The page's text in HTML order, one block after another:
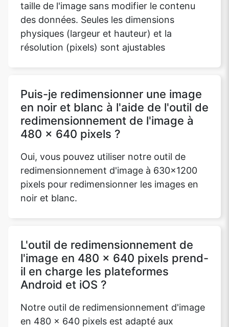
Copy Link
taille de l'image sans modifier le contenu
des données. Seules les dimensions
physiques (largeur et hauteur) et la
résolution (pixels) sont ajustables
Puis-je redimensionner une image
en noir et blanc à l'aide de l'outil de
redimensionnement de l'image à
480 x 640 pixels ?
Oui, vous pouvez utiliser notre outil de
redimensionnement d'image à 630x1200
pixels pour redimensionner les images en
noir et blanc.
L'outil de redimensionnement de
l'image en 480 x 640 pixels prend-
il en charge les plateformes
Android et iOS ?
Notre outil de redimensionnement d'image
en 480 x 640 pixels est adapté aux